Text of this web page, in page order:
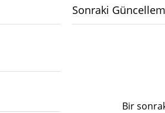
Sonraki
Bir